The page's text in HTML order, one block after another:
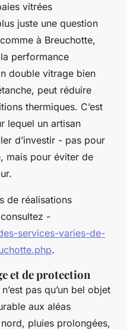
vitrées
juste une question
à Breuchotte,
performance
double vitrage bien
peut réduire
thermiques. C’est
lequel un artisan
d’investir - pas pour
mais pour éviter de
de réalisations
-
services-varies-de-
.
et de protection
pas qu’un bel objet
aux aléas
pluies prolongées,